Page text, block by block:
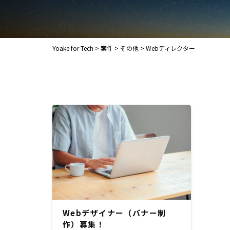
Yoake for Tech > 案件 > その他 > Webディレクター
Webデザイナー（バナー制
作）募集！